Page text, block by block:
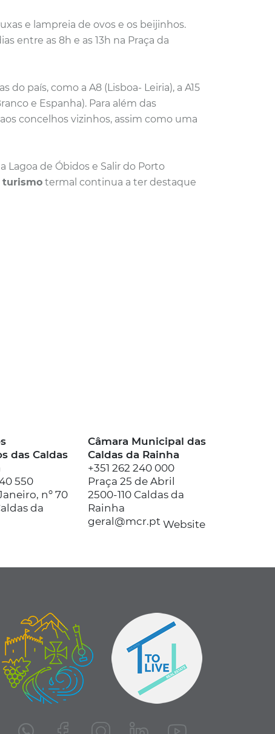
e lampreia de ovos e os beijinhos.
entre as 8h e as 13h na Praça da
país, como a A8 (Lisboa- Leiria), a A15
e Espanha). Para além das
concelhos vizinhos, assim como uma
Lagoa de Óbidos e Salir do Porto
turismotermal continua a ter destaque
das Caldas
550
nº 70
da
Câmara Municipal das
Caldas da Rainha
+351 262 240 000
Praça 25 de Abril
2500-110 Caldas da
Rainha
geral@mcr.pt Website